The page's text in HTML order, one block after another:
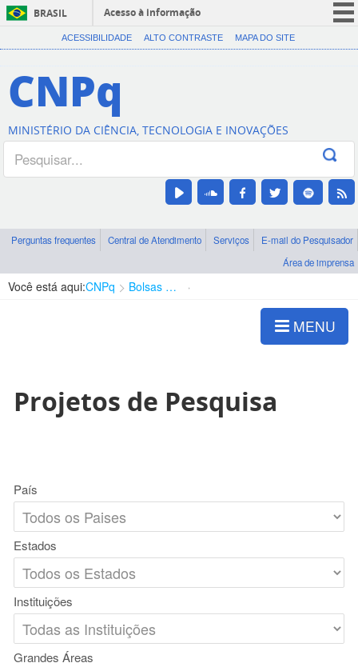
BRASIL
Acesso à informação
CORONAVÍRUS (COVID-19)
Canais
ACESSIBILIDADE ALTO CONTRASTE MAPA DO SITE
CNPq
MINISTÉRIO DA CIÊNCIA, TECNOLOGIA E INOVAÇÕES
Perguntas frequentes Central de Atendimento Serviços
E-mail do Pesquisador
Área de imprensa
Você está aqui:CNPq Bolsas e Auxílios Vigentes
MENU
Projetos de Pesquisa
País
Estados
Instituições
Grandes Áreas